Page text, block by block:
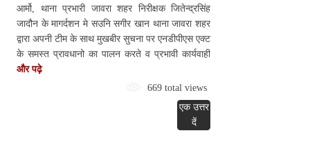
आर्मो, थाना प्रभारी जावरा शहर निरीक्षक जितेन्द्रसिंह
जादौन के मागर्दशन मे सउनि सगीर खान थाना जावरा शहर
द्वारा अपनी टीम के साथ मुखबीर सुचना पर एनडीपीएस एक्ट
के समस्त प्रावधानो का पालन करते व प्रभावी कार्यवाही
और पढ़े
669 total views
एक उत्तर
दें